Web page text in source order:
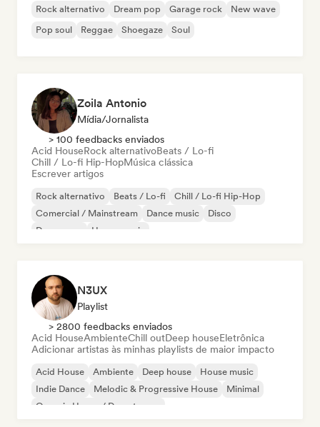
Rock alternativo Dream pop Garage rock
New wave
Pop soul
Reggae Shoegaze Soul
Zoila Antonio
Mídia/Jornalista
> 100 feedbacks enviados
Acid HouseRock alternativoBeats / Lo-fi
Chill / Lo-fi Hip-HopMúsica clássica
Escrever artigos
Rock alternativo Beats / Lo-fi
Chill / Lo-fi Hip-Hop
Comercial / Mainstream
Dance music
Disco
Dream pop
House music
N3UX
Playlist
> 2800 feedbacks enviados
Acid HouseAmbienteChill outDeep houseEletrônica
Adicionar artistas às minhas playlists de maior impacto
Acid House Ambiente Deep house
House music
Indie Dance
Melodic & Progressive House
Minimal
Organic House / Downtempo